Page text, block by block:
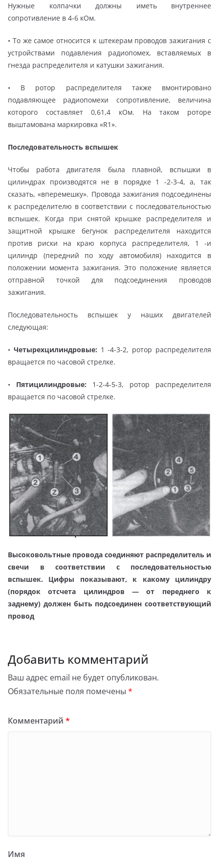
Нужные колпачки должны иметь внутреннее
сопротивление в 4-6 кОм.
• То же самое относится к штекерам проводов зажигания с
устройствами подавления радиопомех, вставляемых в
гнезда распределителя и катушки зажигания.
• В ротор распределителя также вмонтировано
подавляющее радиопомехи сопротивление, величина
которого составляет 0,61,4 кОм. На таком роторе
выштамована маркировка «R1».
Последовательность вспышек
Чтобы работа двигателя была плавной, вспышки в
цилиндрах производятся не в порядке 1 -2-3-4, а, так
сказать, «вперемешку». Провода зажигания подсоединены
к распределителю в соответствии с последовательностью
вспышек. Когда при снятой крышке распределителя и
защитной крышке бегунок распределителя находится
против риски на краю корпуса распределителя, 1 -и
цилиндр (передний по ходу автомобиля) находится в
положении момента зажигания. Это положение является
отправной точкой для подсоединения проводов
зажигания.
Последовательность вспышек у наших двигателей
следующая:
• Четырехцилиндровые: 1 -4-3-2, ротор распределителя
вращается по часовой стрелке.
• Пятицилиндровые: 1-2-4-5-3, ротор распределителя
вращается по часовой стрелке.
Высоковольтные провода соединяют распределитель и
свечи в соответствии с последовательностью
вспышек. Цифры показывают, к какому цилиндру
(порядок отсчета цилиндров — от переднего к
заднему) должен быть подсоединен соответствующий
провод
Добавить комментарий
Ваш адрес email не будет опубликован.
Обязательные поля помечены *
Комментарий *
Имя